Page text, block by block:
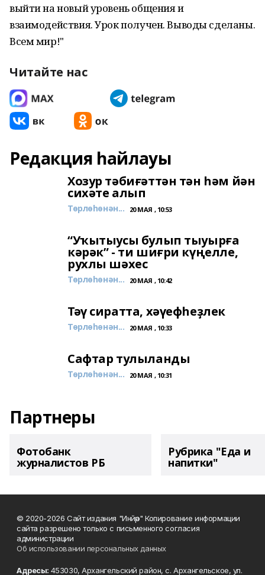
выйти на новый уровень общения и
взаимодействия. Урок получен. Выводы сделаны.
Всем мир!"
Читайте нас
Редакция һайлауы
Хозур тәбиғәттән тән һәм йән
сихәте алып
Төрлөһөнән... 20 МАЯ , 10:53
“Уҡытыусы булып тыуырға
кәрәк” - ти шиғри күңелле,
рухлы шәхес
Төрлөһөнән... 20 МАЯ , 10:42
Тәү сиратта, хәүефһеҙлек
Төрлөһөнән... 20 МАЯ , 10:33
Сафтар тулыланды
Төрлөһөнән... 20 МАЯ , 10:31
Партнеры
Фотобанк
журналистов РБ
Рубрика "Еда и
напитки"
© 2020-2026 Сайт издания "Инйәр" Копирование информации
сайта разрешено только с письменного согласия
администрации
Об использовании персональных данных
Адресы: 453030, Архангельский район, с. Архангельское, ул.